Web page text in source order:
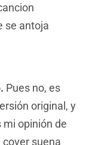
se antoja
Pues no, es
original, y
mi opinión de
suena